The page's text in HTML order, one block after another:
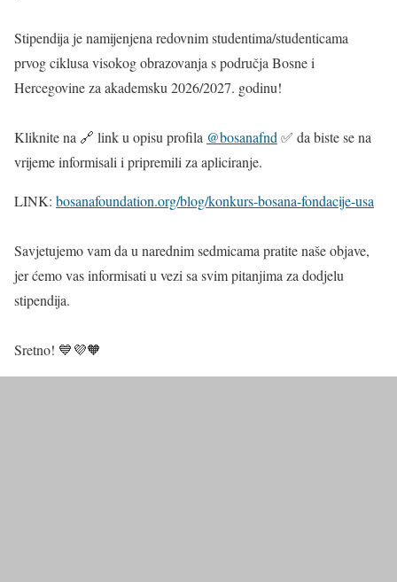
Stipendija je namijenjena redovnim studentima/studenticama
prvog ciklusa visokog obrazovanja s područja Bosne i
Hercegovine za akademsku 2026/2027. godinu!
Kliknite na 🔗 link u opisu profila @bosanafnd ✅ da biste se na
vrijeme informisali i pripremili za apliciranje.
LINK: bosanafoundation.org/blog/konkurs-bosana-fondacije-usa
Savjetujemo vam da u narednim sedmicama pratite naše objave,
jer ćemo vas informisati u vezi sa svim pitanjima za dodjelu
stipendija.
Sretno! 💙💜🧡